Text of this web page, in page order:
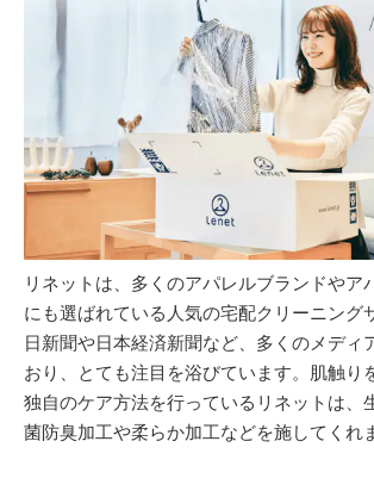
リネットは、多くのアパレルブランドやア
にも選ばれている人気の宅配クリーニング
日新聞や日本経済新聞など、多くのメディ
おり、とても注目を浴びています。肌触り
独自のケア方法を行っているリネットは、
菌防臭加工や柔らか加工などを施してくれ